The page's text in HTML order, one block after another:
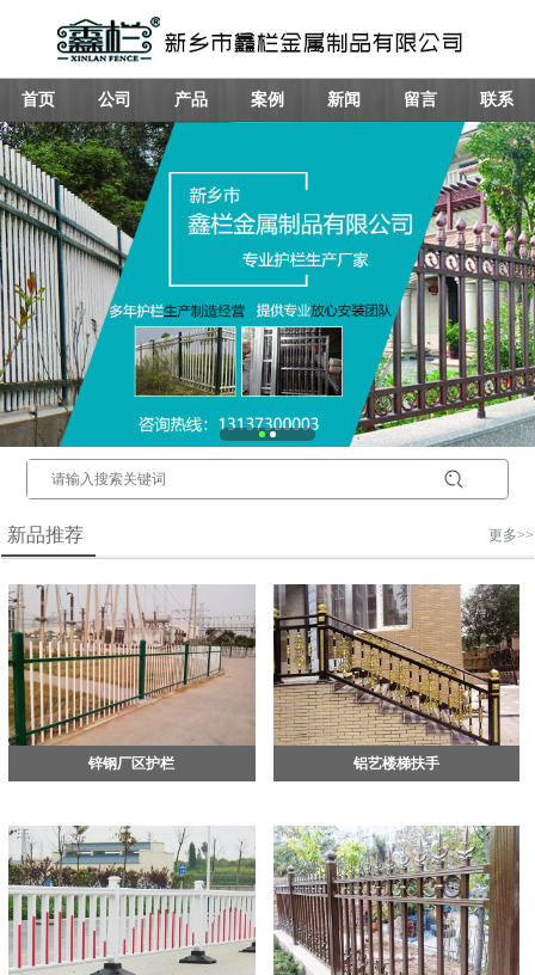
首页 公司 产品 案例 新闻 留言 联系
新品推荐 更多>>
锌钢厂区护栏 铝艺楼梯扶手